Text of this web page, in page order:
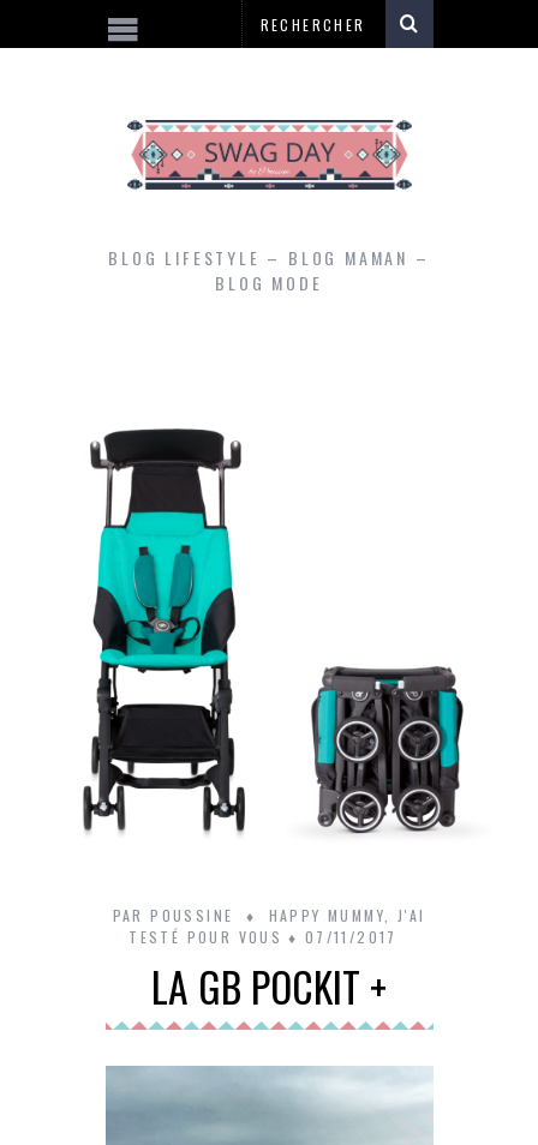
BLOG LIFESTYLE – BLOG MAMAN –
BLOG MODE
PAR POUSSINE HAPPY MUMMY
J'AI
TESTÉ POUR VOUS
07/11/2017
LA GB POCKIT +